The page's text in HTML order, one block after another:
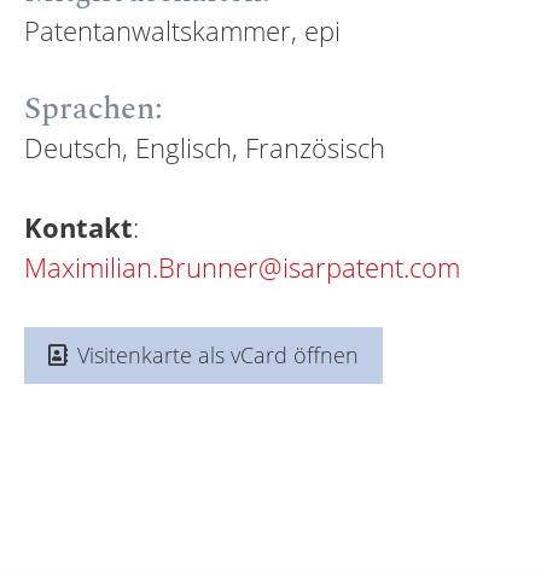
Patentanwaltskammer, epi
Sprachen:
Deutsch, Englisch, Französisch
Kontakt:
Maximilian.Brunner@isarpatent.com
Visitenkarte als vCard öffnen